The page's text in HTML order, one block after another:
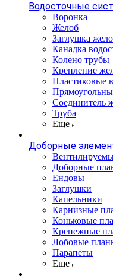
Водосточные
Воронка
Желоб
Заглушка
Канадка
Колено трубы
Крепление
Пластиковые
Соединитель
Труба
Еще
Доборные
Доборные
Ендовы
Заглушки
Капельники
Карнизные
Коньковые
Крепежные
Лобовые
Парапеты
Еще